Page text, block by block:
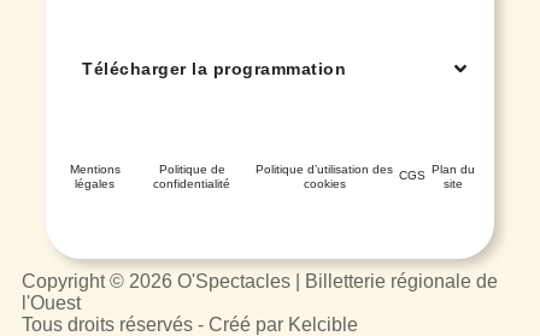
Télécharger la programmation
Mentions
légales
Politique de
confidentialité
Politique d’utilisation des
cookies
CGS Plan du
site
Copyright © 2026 O'Spectacles | Billetterie régionale de
l'Ouest
Tous droits réservés - Créé par Kelcible